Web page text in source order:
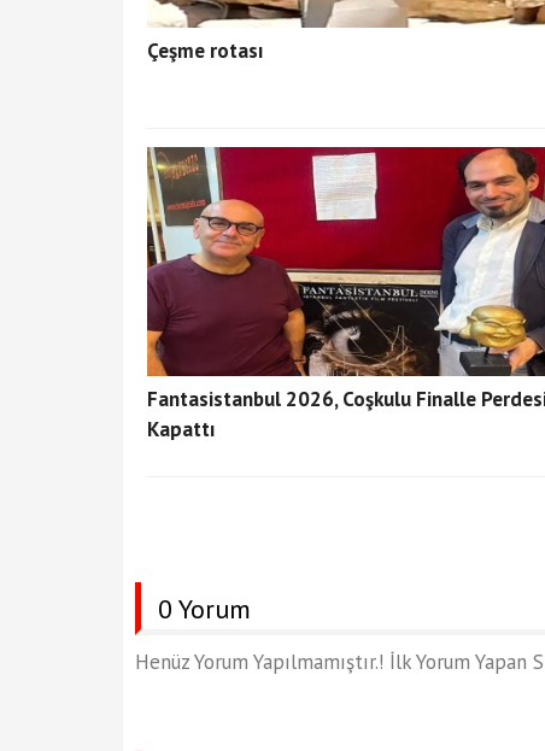
Çeşme rotası
Fantasistanbul 2026, Coşkulu Finalle
Kapattı
0 Yorum
Henüz Yorum Yapılmamıştır.! İlk Yorum Yapan